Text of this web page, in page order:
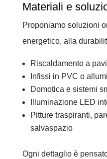
Materiali e
Proponiamo soluzioni
energetico, alla
Riscaldamento a
Infissi in PVC o
Domotica e sistemi
Illuminazione LED
Pitture traspiranti,
salvaspazio
Ogni dettaglio è